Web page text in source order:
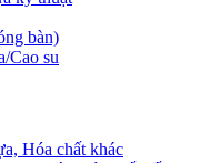
bàn)
Cao su
Hóa chất khác